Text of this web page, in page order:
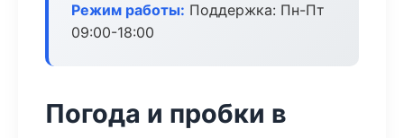
Режим работы: Поддержка: Пн-Пт
09:00-18:00
Погода и пробки в